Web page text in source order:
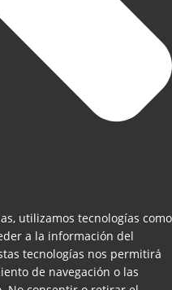
utilizamos tecnologías como
a la información del
tecnologías nos permitirá
de navegación o las